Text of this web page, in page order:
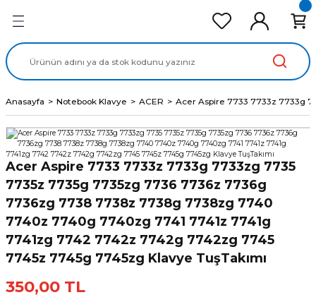
Ekran Panel
Data Kablo
Anasayfa Notebook Klavye ACER Acer Aspire 7733 7733z 7733g
Acer Aspire 7733 7733z 7733g 7733zg 7735
7735z 7735g 7735zg 7736 7736z 7736g
7736zg 7738 7738z 7738g 7738zg 7740
7740z 7740g 7740zg 7741 7741z 7741g
7741zg 7742 7742z 7742g 7742zg 7745
7745z 7745g 7745zg Klavye TuşTakımı
350,00 TL